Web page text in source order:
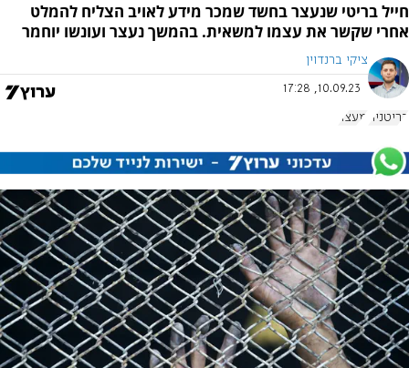
חייל בריטי שנעצר בחשד שמכר מידע לאויב הצליח להמלט
אחרי שקשר את עצמו למשאית. בהמשך נעצר ועונשו יוחמר
ציקי ברנדוין
10.09.23, 17:28
בריטניה מעצר